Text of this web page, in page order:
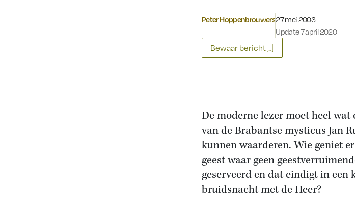
Peter HoppenbrouwersGepubliceerd op:
27 mei 2003
Update 7 april 2020
Bewaar bericht
De moderne lezer moet heel
van de Brabantse mysticus Jan
kunnen waarderen. Wie geniet
geest waar geen
geserveerd en dat eindigt in een
bruidsnacht met de Heer?